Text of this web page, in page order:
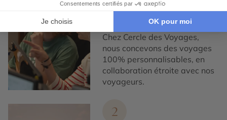
Expertise et co-
construction
Chez Cercle des Voyages,
nous concevons des voyages
100% personnalisables, en
collaboration étroite avec nos
voyageurs.
2